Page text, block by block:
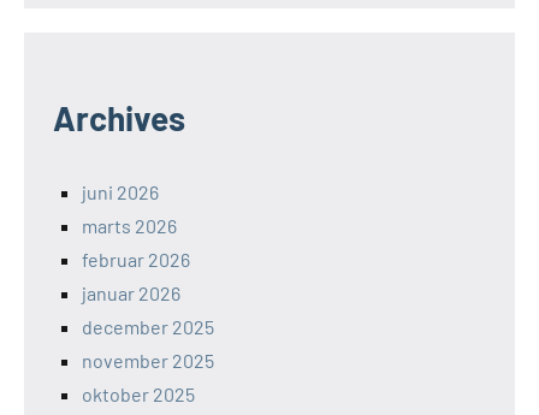
Archives
juni 2026
marts 2026
februar 2026
januar 2026
december 2025
november 2025
oktober 2025